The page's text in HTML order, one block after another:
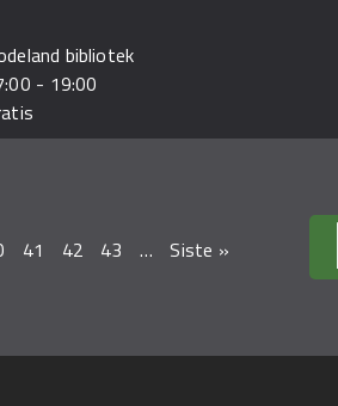
bibliotek
- 19:00
41 42 43 … Siste »